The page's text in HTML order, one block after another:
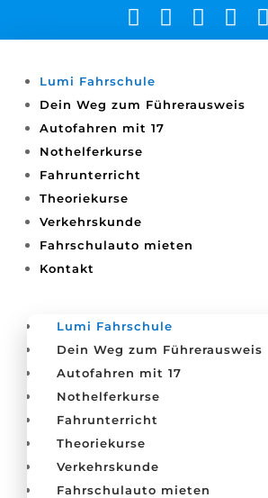
    
Lumi Fahrschule
Dein Weg zum Führerausweis
Autofahren mit 17
Nothelferkurse
Fahrunterricht
Theoriekurse
Verkehrskunde
Fahrschulauto mieten
Kontakt
Lumi Fahrschule
Dein Weg zum Führerausweis
Autofahren mit 17
Nothelferkurse
Fahrunterricht
Theoriekurse
Verkehrskunde
Fahrschulauto mieten